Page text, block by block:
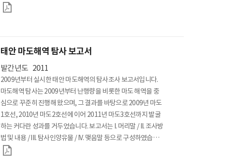
굴과
태안 마도해역 탐사 보고서
발간년도 2011
2009년부터 실시한 태안 마도해역의 탐사조사 보고서입니다.
마도해역 탐사는 2009년부터 난행량을 비롯한 마도 해역을 중
심으로 꾸준히 진행해 왔으며, 그 결과를 바탕으로 2009년 마도
1호선, 2010년 마도2호선에 이어 2011년 마도3호선까지 발굴
하는 커다란 성과를 거두었습니다. 보고서는 I. 머리말 / II. 조사방
법 및 내용 / III. 탐사인양유물 / IV. 맺음말 등으로 구성하였습니
다. *담당부서 : 수중발굴과